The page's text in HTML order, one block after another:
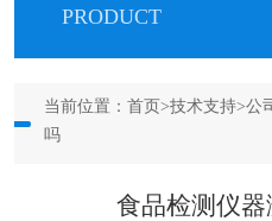
PRODUCT
当前位置： 首页 >技术支持>公
吗
食品检测仪